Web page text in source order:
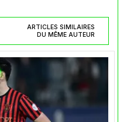
ARTICLES SIMILAIRES
DU MÊME AUTEUR